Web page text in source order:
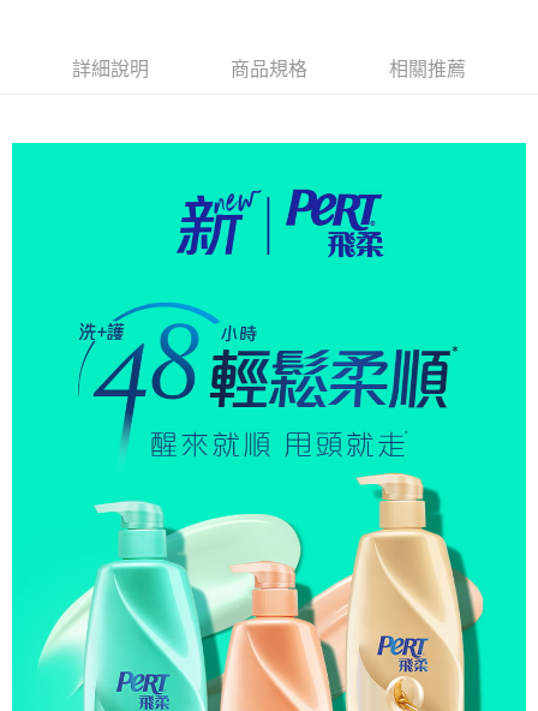
時審查核予不同之上限額度；若仍有額度不足之情形，本公司將視審查結果
請求用戶進行身份認證。
付款後寶雅門市自取(由倉庫統一出貨)
詳細說明 商品規格 相關推薦